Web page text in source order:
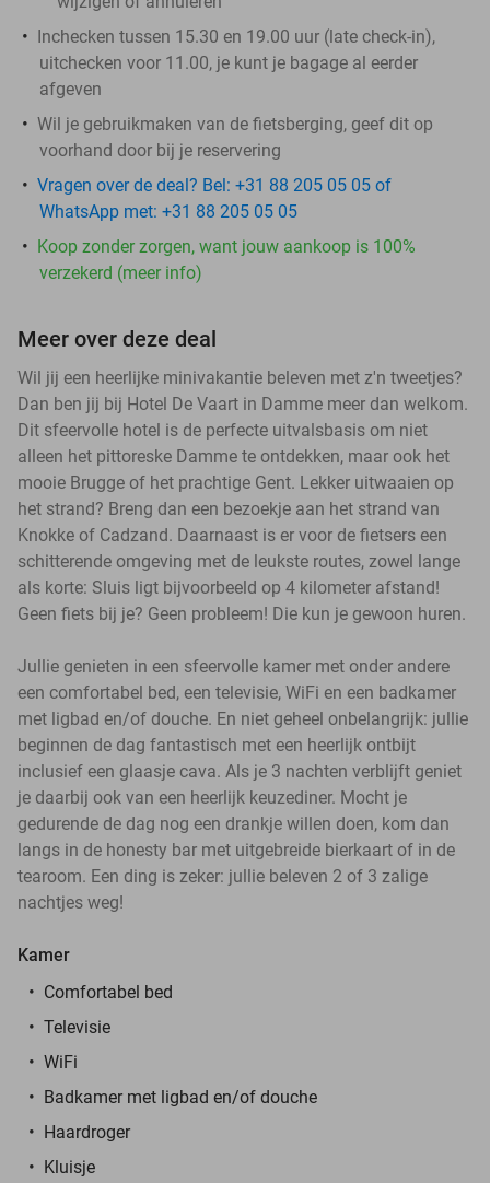
Inchecken tussen 15.30 en 19.00 uur (late check-in),
uitchecken voor 11.00, je kunt je bagage al eerder
afgeven
Wil je gebruikmaken van de fietsberging, geef dit op
voorhand door bij je reservering
Vragen over de deal? Bel: +31 88 205 05 05 of
WhatsApp met: +31 88 205 05 05
Koop zonder zorgen, want jouw aankoop is 100%
verzekerd (meer info)
Meer over deze deal
Wil jij een heerlijke minivakantie beleven met z'n tweetjes?
Dan ben jij bij Hotel De Vaart in Damme meer dan welkom.
Dit sfeervolle hotel is de perfecte uitvalsbasis om niet
alleen het pittoreske Damme te ontdekken, maar ook het
mooie Brugge of het prachtige Gent. Lekker uitwaaien op
het strand? Breng dan een bezoekje aan het strand van
Knokke of Cadzand. Daarnaast is er voor de fietsers een
schitterende omgeving met de leukste routes, zowel lange
als korte: Sluis ligt bijvoorbeeld op 4 kilometer afstand!
Geen fiets bij je? Geen probleem! Die kun je gewoon huren.
Jullie genieten in een sfeervolle kamer met onder andere
een comfortabel bed, een televisie, WiFi en een badkamer
met ligbad en/of douche. En niet geheel onbelangrijk: jullie
beginnen de dag fantastisch met een heerlijk ontbijt
inclusief een glaasje cava. Als je 3 nachten verblijft geniet
je daarbij ook van een heerlijk keuzediner. Mocht je
gedurende de dag nog een drankje willen doen, kom dan
langs in de honesty bar met uitgebreide bierkaart of in de
tearoom. Een ding is zeker: jullie beleven 2 of 3 zalige
nachtjes weg!
Kamer
Comfortabel bed
Televisie
WiFi
Badkamer met ligbad en/of douche
Haardroger
Kluisje